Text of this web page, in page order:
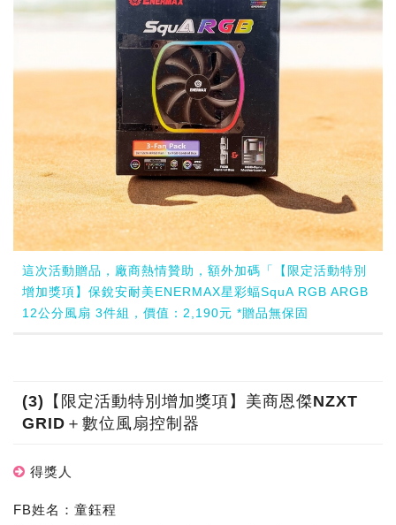
這次活動贈品，廠商熱情贊助，額外加碼「【限定活動特別
增加獎項】保銳安耐美ENERMAX星彩蝠SquA RGB ARGB
12公分風扇 3件組，價值：2,190元 *贈品無保固
(3)【限定活動特別增加獎項】美商恩傑NZXT
GRID＋數位風扇控制器
得獎人
FB姓名：童鈺程